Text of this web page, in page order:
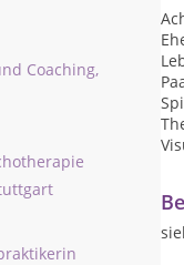
Coaching,